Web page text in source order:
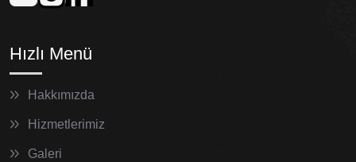
Hızlı Menü
Hakkımızda
Hizmetlerimiz
Galeri